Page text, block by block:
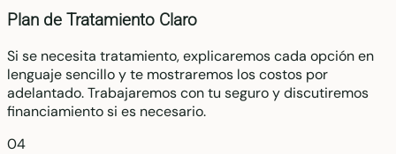
Plan de Tratamiento Claro
Si se necesita tratamiento, explicaremos cada opción en
lenguaje sencillo y te mostraremos los costos por
adelantado. Trabajaremos con tu seguro y discutiremos
financiamiento si es necesario.
04